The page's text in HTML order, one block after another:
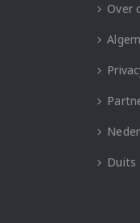
Over
Duits